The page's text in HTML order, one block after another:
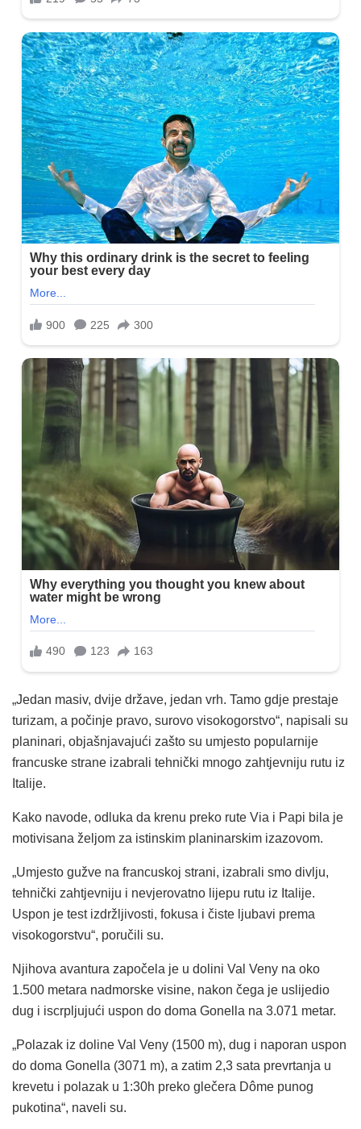
„Jedan masiv, dvije države, jedan vrh. Tamo gdje prestaje
turizam, a počinje pravo, surovo visokogorstvo“, napisali su
planinari, objašnjavajući zašto su umjesto popularnije
francuske strane izabrali tehnički mnogo zahtjevniju rutu iz
Italije.
Kako navode, odluka da krenu preko rute Via i Papi bila je
motivisana željom za istinskim planinarskim izazovom.
„Umjesto gužve na francuskoj strani, izabrali smo divlju,
tehnički zahtjevniju i nevjerovatno lijepu rutu iz Italije.
Uspon je test izdržljivosti, fokusa i čiste ljubavi prema
visokogorstvu“, poručili su.
Njihova avantura započela je u dolini Val Veny na oko
1.500 metara nadmorske visine, nakon čega je uslijedio
dug i iscrpljujući uspon do doma Gonella na 3.071 metar.
„Polazak iz doline Val Veny (1500 m), dug i naporan uspon
do doma Gonella (3071 m), a zatim 2,3 sata prevrtanja u
krevetu i polazak u 1:30h preko glečera Dôme punog
pukotina“, naveli su.